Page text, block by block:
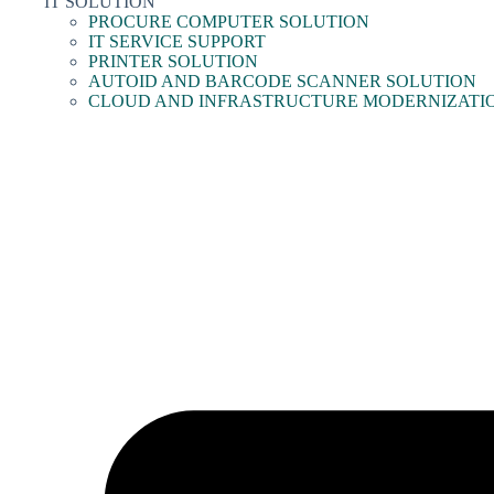
PROCURE COMPUTER SOLUTION
IT SERVICE SUPPORT
PRINTER SOLUTION
AUTOID AND BARCODE SCANNER SOLUTION
CLOUD AND INFRASTRUCTURE